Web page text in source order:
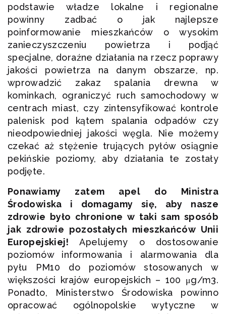
podstawie władze lokalne i regionalne
powinny zadbać o jak najlepsze
poinformowanie mieszkańców o wysokim
zanieczyszczeniu powietrza i podjąć
specjalne, doraźne działania na rzecz poprawy
jakości powietrza na danym obszarze, np.
wprowadzić zakaz spalania drewna w
kominkach, ograniczyć ruch samochodowy w
centrach miast, czy zintensyfikować kontrole
palenisk pod kątem spalania odpadów czy
nieodpowiedniej jakości węgla. Nie możemy
czekać aż stężenie trujących pyłów osiągnie
pekińskie poziomy, aby działania te zostały
podjęte.
Ponawiamy zatem apel do Ministra
Środowiska i domagamy się, aby nasze
zdrowie było chronione w taki sam sposób
jak zdrowie pozostałych mieszkańców Unii
Europejskiej! Apelujemy o dostosowanie
poziomów informowania i alarmowania dla
pyłu PM10 do poziomów stosowanych w
większości krajów europejskich – 100 μg/m3.
Ponadto, Ministerstwo Środowiska powinno
opracować ogólnopolskie wytyczne w